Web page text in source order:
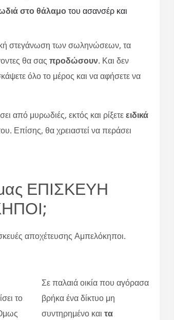
στο θάλαμοτου ασανσέρ και
στεγάνωση των σωληνώσεων, τα
θα σας προδώσουν. Και δεν
όλο το μέρος και να αφήσετε να
από μυρωδιές, εκτός και ρίξετεειδικά
Επίσης, θα χρειαστεί να περάσει
μας ΕΠΙΣΚΕΥΗ
αποχέτευσης Αμπελόκηποι.
το
Σε παλαιά οικία που αγόρασα
βρήκα ένα δίκτυο μη
συντηρημένο και τα